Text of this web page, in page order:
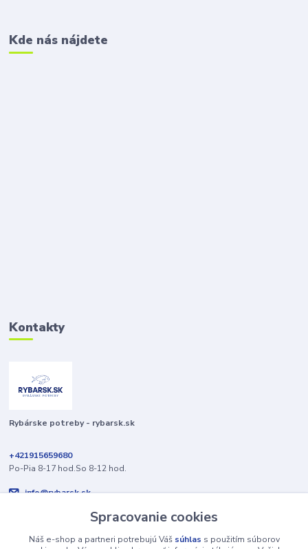
Kde nás nájdete
Kontakty
Rybárske potreby - rybarsk.sk
+421915659680
Po-Pia 8-17 hod.So 8-12 hod.
info@rybarsk.sk
Spracovanie cookies
Náš e-shop a partneri potrebujú Váš súhlas s použitím súborov